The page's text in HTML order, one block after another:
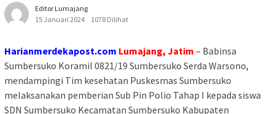
Editor Lumajang
15 Januari 2024
1078 Dilihat
Harianmerdekapost.com Lumajang, Jatim – Babinsa
Sumbersuko Koramil 0821/19 Sumbersuko Serda Warsono,
mendampingi Tim kesehatan Puskesmas Sumbersuko
melaksanakan pemberian Sub Pin Polio Tahap I kepada siswa
SDN Sumbersuko Kecamatan Sumbersuko Kabupaten